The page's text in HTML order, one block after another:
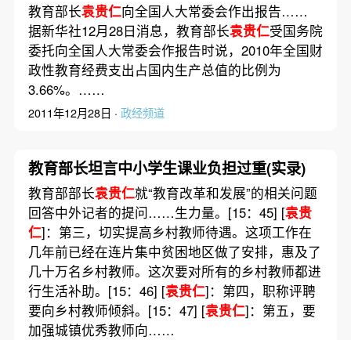
教育部长袁贵仁向全国人大常委会作出报告……
据新华社12月28日消息，教育部长袁贵仁受国务院
委托向全国人大常委会作报告时说，2010年全国财
政性教育经费支出占国内生产总值的比例为
3.66%。……
2011年12月28日 · 政经频道
教育部长坦言中小学生课业负担过重(实录)
教育部部长袁贵仁就“教育改革和发展”的相关问题
回答中外记者的提问……生力量。[15：45] [袁贵
仁]：第三，切实提高乡村教师待遇。这项工作在
几年前已经在连片集中贫困地区做了安排，惠及了
几十万名乡村教师。这次要对所有的乡村教师都进
行生活补助。[15：46] [袁贵仁]：第四，职称评聘
要向乡村教师倾斜。[15：47] [袁贵仁]：第五，要
加强城镇优秀教师向……